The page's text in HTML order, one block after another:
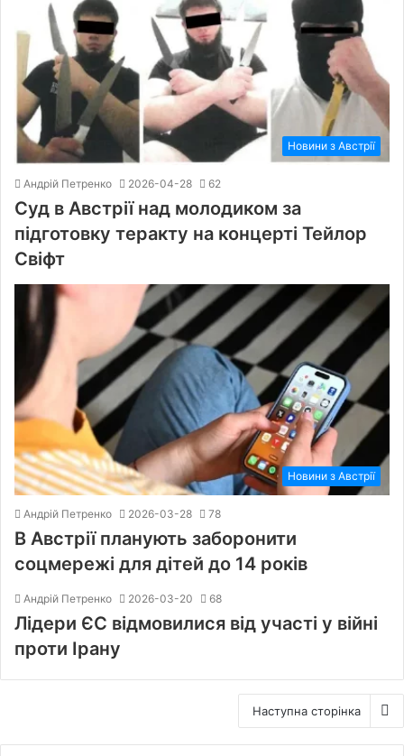
Новини з Австрії
Андрій Петренко 2026-04-28 62
Суд в Австрії над молодиком за
підготовку теракту на концерті Тейлор
Свіфт
Новини з Австрії
Андрій Петренко 2026-03-28 78
В Австрії планують заборонити
соцмережі для дітей до 14 років
Андрій Петренко 2026-03-20 68
Лідери ЄС відмовилися від участі у війні
проти Ірану
Наступна сторінка